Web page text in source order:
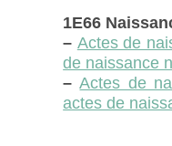
1E66
– Actes de
de naissance
– Actes de
actes de